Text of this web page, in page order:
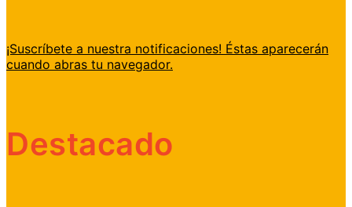
¡Suscríbete a nuestra notificaciones! Éstas aparecerán
cuando abras tu navegador.
Destacado